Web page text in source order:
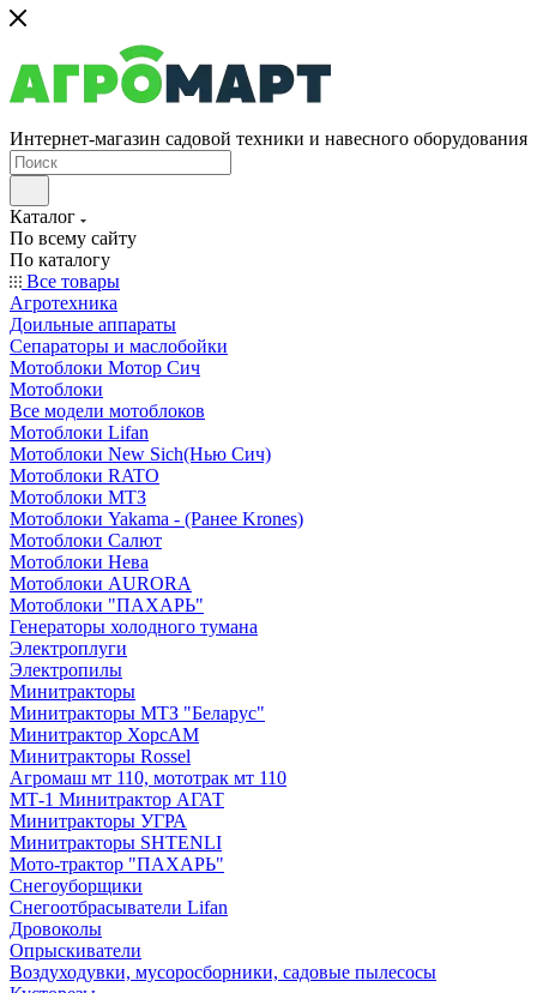
Интернет-магазин садовой техники и навесного оборудования
Каталог
По всему сайту
По каталогу
Все товары
Агротехника
Доильные аппараты
Сепараторы и маслобойки
Мотоблоки Мотор Сич
Мотоблоки
Все модели мотоблоков
Мотоблоки Lifan
Мотоблоки New Sich(Нью Сич)
Мотоблоки RATO
Мотоблоки МТЗ
Мотоблоки Yakama - (Ранее Krones)
Мотоблоки Салют
Мотоблоки Нева
Мотоблоки AURORA
Мотоблоки "ПАХАРЬ"
Генераторы холодного тумана
Электроплуги
Электропилы
Минитракторы
Минитракторы МТЗ "Беларус"
Минитрактор ХорсАМ
Минитракторы Rossel
Агромаш мт 110, мототрак мт 110
МТ-1 Минитрактор АГАТ
Минитракторы УГРА
Минитракторы SHTENLI
Мото-трактор "ПАХАРЬ"
Снегоуборщики
Снегоотбрасыватели Lifan
Дровоколы
Опрыскиватели
Воздуходувки, мусоросборники, cадовые пылесосы